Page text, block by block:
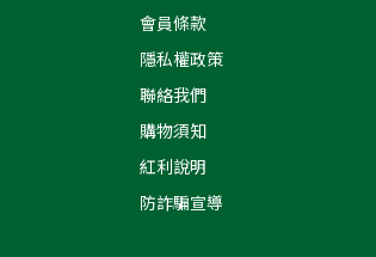
會員條款
隱私權政策
聯絡我們
購物須知
紅利說明
防詐騙宣導